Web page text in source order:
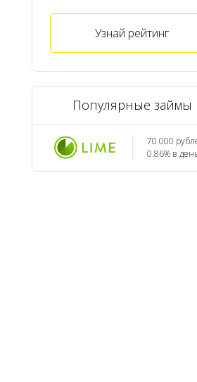
Узнай рейтинг
Популярные займы
70 000
0.86% в